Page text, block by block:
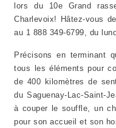
lors du 10e Grand
Charlevoix! Hâtez-vous
au 1 888 349-6799, du
Précisons en terminant
tous les éléments pour
de 400 kilomètres de
du Saguenay-Lac-Saint-
à couper le souffle, un
pour son accueil et son